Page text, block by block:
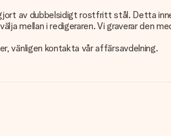
av dubbelsidigt rostfritt stål. Detta
mellan i redigeraren. Vi graverar den
vänligen kontakta vår affärsavdelning.